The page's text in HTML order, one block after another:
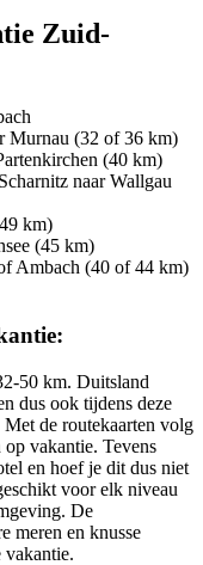
Zuid-
Murnau (32 of 36 km)
(40 km)
naar Wallgau
km)
(45 km)
Ambach (40 of 44 km)
50 km. Duitsland
dus ook tijdens deze
de routekaarten volg
vakantie. Tevens
en hoef je dit dus niet
voor elk niveau
De
meren en knusse
vakantie.